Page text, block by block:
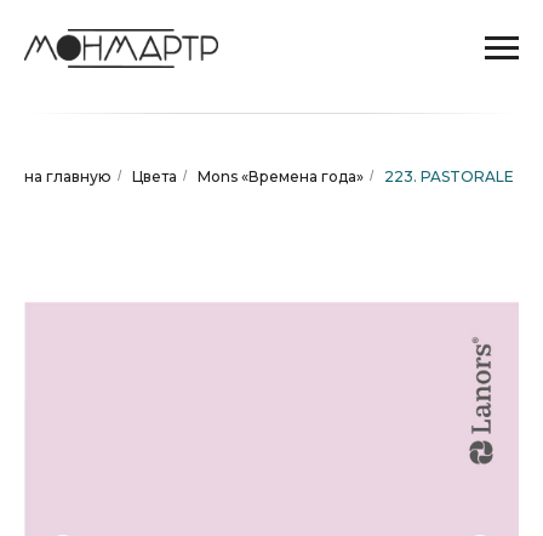
на главную / Цвета / Mons «Времена года» / 223. PASTORALE